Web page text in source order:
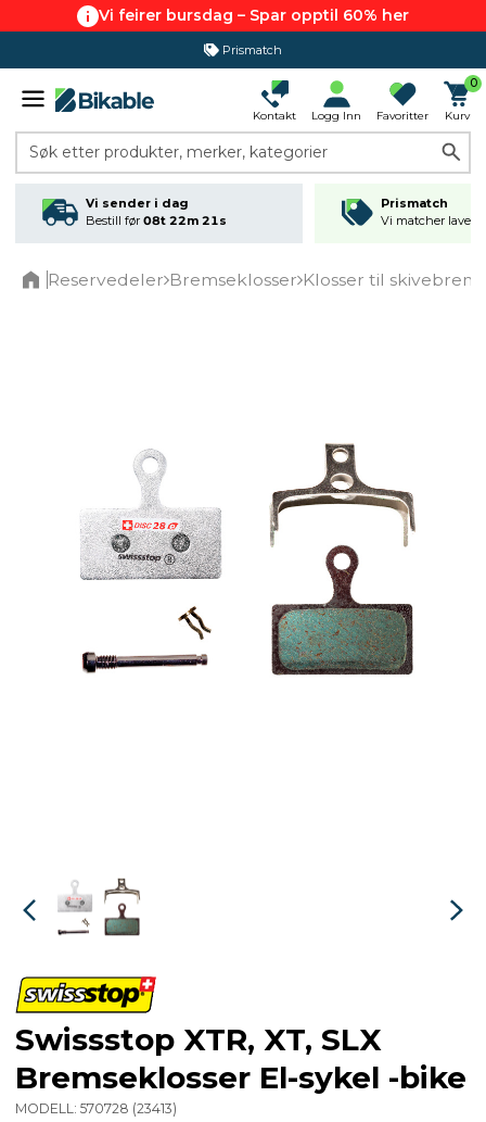
Vi feirer bursdag – Spar opptil 60% her
Prismatch
Kontakt Logg Inn Favoritter
0
Kurv
Søk etter produkter, merker, kategorier
Vi sender i dag
Bestill før 08t 22m 21s
Prismatch
Vi matcher
Reservedeler Bremseklosser Klosser til
Swissstop XTR, XT, SLX
Bremseklosser El-sykel -bike
MODELL: 570728 (23413)